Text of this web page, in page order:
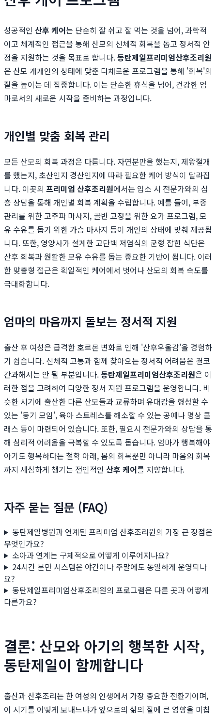
성공적인 산후 케어는 단순히 잘 쉬고 잘 먹는 것을 넘어, 과학적
이고 체계적인 접근을 통해 산모의 신체적 회복을 돕고 정서적 안
정을 지원하는 것을 목표로 합니다.동탄제일프리미엄산후조리원
은 산모 개개인의 상태에 맞춘 다채로운 프로그램을 통해 '회복'의
질을 높이는 데 집중합니다. 이는 단순한 휴식을 넘어, 건강한 엄
마로서의 새로운 시작을 준비하는 과정입니다.
개인별 맞춤 회복 관리
모든 산모의 회복 과정은 다릅니다. 자연분만을 했는지, 제왕절개
를 했는지, 초산인지 경산인지에 따라 필요한 케어 방식이 달라집
니다. 이곳의 프리미엄 산후조리원에서는 입소 시 전문가와의 심
층 상담을 통해 개인별 회복 계획을 수립합니다. 예를 들어, 부종
관리를 위한 고주파 마사지, 골반 교정을 위한 요가 프로그램, 모
유 수유를 돕기 위한 가슴 마사지 등이 개인의 상태에 맞춰 제공됩
니다. 또한, 영양사가 설계한 고단백 저염식의 균형 잡힌 식단은
산후 회복과 원활한 모유 수유를 돕는 중요한 기반이 됩니다. 이러
한 맞춤형 접근은 획일적인 케어에서 벗어나 산모의 회복 속도를
극대화합니다.
엄마의 마음까지 돌보는 정서적 지원
출산 후 여성은 급격한 호르몬 변화로 인해 '산후우울감'을 경험하
기 쉽습니다. 신체적 고통과 함께 찾아오는 정서적 어려움은 결코
간과해서는 안 될 부분입니다.동탄제일프리미엄산후조리원은 이
러한 점을 고려하여 다양한 정서 지원 프로그램을 운영합니다. 비
슷한 시기에 출산한 다른 산모들과 교류하며 유대감을 형성할 수
있는 '동기 모임', 육아 스트레스를 해소할 수 있는 공예나 명상 클
래스 등이 마련되어 있습니다. 또한, 필요시 전문가와의 상담을 통
해 심리적 어려움을 극복할 수 있도록 돕습니다. 엄마가 행복해야
아기도 행복하다는 철학 아래, 몸의 회복뿐만 아니라 마음의 회복
까지 세심하게 챙기는 전인적인 산후 케어를 지향합니다.
자주 묻는 질문 (FAQ)
동탄제일병원과 연계된 프리미엄 산후조리원의 가장 큰 장점은
무엇인가요?
소아과 연계는 구체적으로 어떻게 이루어지나요?
24시간 분만 시스템은 야간이나 주말에도 동일하게 운영되나
요?
동탄제일프리미엄산후조리원의 프로그램은 다른 곳과 어떻게
다른가요?
결론: 산모와 아기의 행복한 시작,
동탄제일이 함께합니다
출산과 산후조리는 한 여성의 인생에서 가장 중요한 전환기이며,
이 시기를 어떻게 보내느냐가 앞으로의 삶의 질에 큰 영향을 미칩